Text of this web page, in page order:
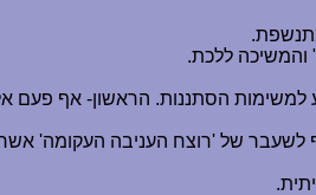
והמשיכה ללכת.
למשימות הסתננות. הראשון- אף פעם
לשעבר של 'רוצח העניבה העקומה'